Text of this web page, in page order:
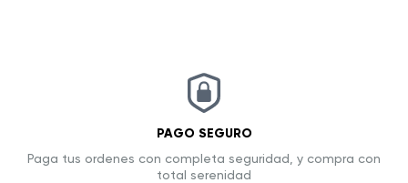
PAGO SEGURO
Paga tus ordenes con completa seguridad, y compra con
total serenidad